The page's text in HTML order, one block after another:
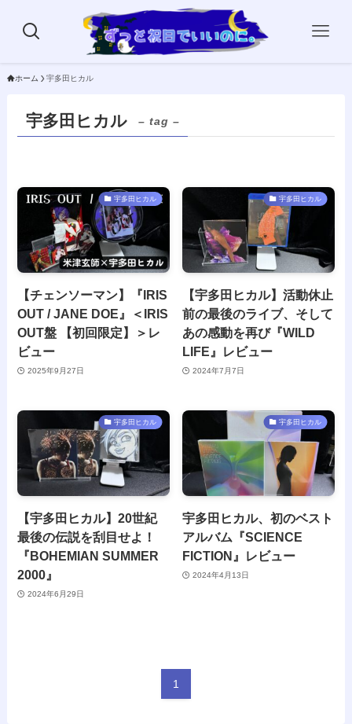
ホーム 宇多田ヒカル
宇多田ヒカル – tag –
宇多田ヒカル
【チェンソーマン】『IRIS
OUT / JANE DOE』＜IRIS
OUT盤 【初回限定】＞レ
ビュー
2025年9月27日
宇多田ヒカル
【宇多田ヒカル】活動休止
前の最後のライブ、そして
あの感動を再び『WILD
LIFE』レビュー
2024年7月7日
宇多田ヒカル
【宇多田ヒカル】20世紀
最後の伝説を刮目せよ！
『BOHEMIAN SUMMER
2000』
2024年6月29日
宇多田ヒカル
宇多田ヒカル、初のベスト
アルバム『SCIENCE
FICTION』レビュー
2024年4月13日
1